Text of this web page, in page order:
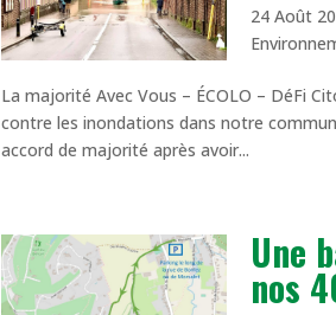
24 Août
La majorité Avec Vous – ÉCOLO – DéFi
contre les inondations dans notre
accord de majorité après avoir...
Une
nos